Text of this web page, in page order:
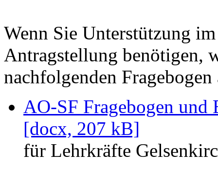
Wenn Sie Unterstützung
Antragstellung benötigen,
nachfolgenden Fragebogen
AO-SF Fragebogen und
[docx, 207 kB]
für Lehrkräfte